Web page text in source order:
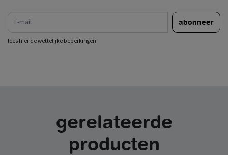
abonneer
lees hier de wettelijke beperkingen
gerelateerde
producten